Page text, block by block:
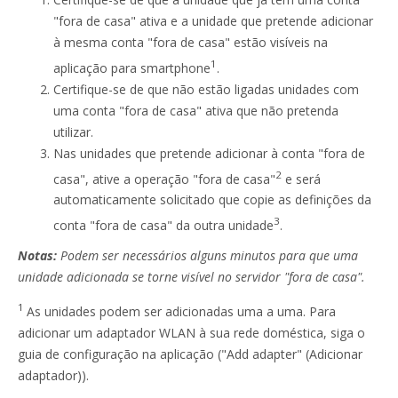
"fora de casa" ativa e a unidade que pretende adicionar
à mesma conta "fora de casa" estão visíveis na
aplicação para smartphone1 .
Certifique-se de que não estão ligadas unidades com
uma conta "fora de casa" ativa que não pretenda
utilizar.
Nas unidades que pretende adicionar à conta "fora de
casa", ative a operação "fora de casa"2 e será
automaticamente solicitado que copie as definições da
conta "fora de casa" da outra unidade3.
Notas: Podem ser necessários alguns minutos para que uma
unidade adicionada se torne visível no servidor "fora de casa".
1 As unidades podem ser adicionadas uma a uma. Para
adicionar um adaptador WLAN à sua rede doméstica, siga o
guia de configuração na aplicação ("Add adapter" (Adicionar
adaptador)).